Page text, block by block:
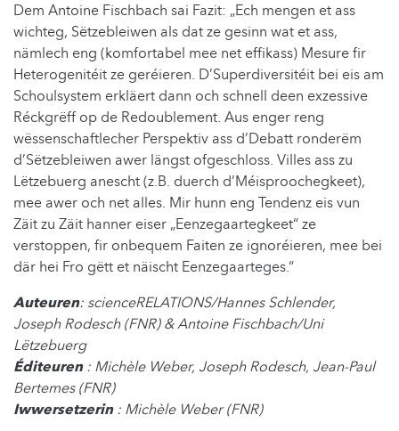
Dem Antoine Fischbach sai Fazit: „Ech mengen et ass
wichteg, Sëtzebleiwen als dat ze gesinn wat et ass,
nämlech eng (komfortabel mee net effikass) Mesure fir
Heterogenitéit ze geréieren. D’Superdiversitéit bei eis am
Schoulsystem erkläert dann och schnell deen exzessive
Réckgrëff op de Redoublement. Aus enger reng
wëssenschaftlecher Perspektiv ass d’Debatt ronderëm
d’Sëtzebleiwen awer längst ofgeschloss. Villes ass zu
Lëtzebuerg anescht (z.B. duerch d’Méisproochegkeet),
mee awer och net alles. Mir hunn eng Tendenz eis vun
Zäit zu Zäit hanner eiser „Eenzegaartegkeet“ ze
verstoppen, fir onbequem Faiten ze ignoréieren, mee bei
där hei Fro gëtt et näischt Eenzegaarteges.“
Auteuren: scienceRELATIONS/Hannes Schlender,
Joseph Rodesch (FNR) & Antoine Fischbach/Uni
Lëtzebuerg
Éditeuren: Michèle Weber, Joseph Rodesch, Jean-Paul
Bertemes (FNR)
Iwwersetzerin: Michèle Weber (FNR)